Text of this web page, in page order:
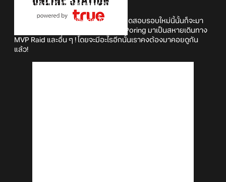
ทดสอบถึงวันที่ 14 กรกฎาคม 2026
ซึ่งอ้างอิงจาก โพสต์ประกาศนั้นในการทดสอบรอบใหม่นี้นั้นก็จะมา
พร้อมด้วยคอนเทนต์ใหม่ ๆ ทั้งการจับ Poring มาเป็นสหายเดินทาง
MVP Raid และอื่น ๆ ! โดยจะมีอะไรอีกนั้นเราคงต้องมาคอยดูกัน
แล้ว!